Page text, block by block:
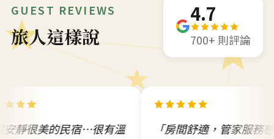
GUEST REVIEWS
旅人這樣說
4.7
700+ 則評論
…很有溫
「房間舒適，管家服務態度很
「地